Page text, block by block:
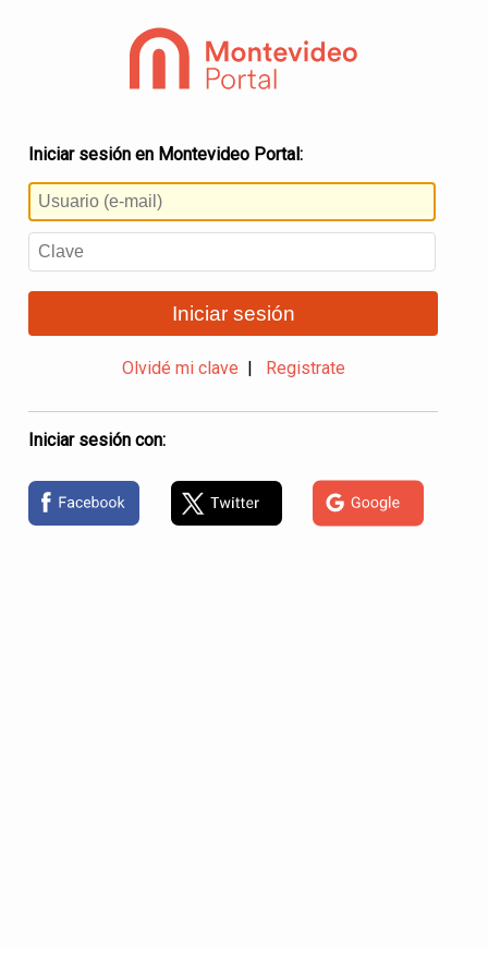
Iniciar sesión en Montevideo Portal:
Iniciar sesión
Olvidé mi clave Registrate
Iniciar sesión con: